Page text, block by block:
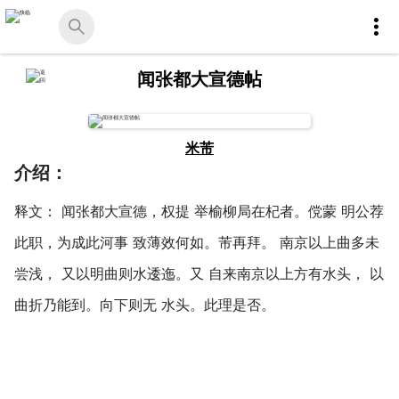
闻张都大宣德帖
米芾
介绍：
释文： 闻张都大宣德，权提 举榆柳局在杞者。傥蒙 明公荐
此职，为成此河事 致薄效何如。芾再拜。 南京以上曲多未
尝浅， 又以明曲则水逶迤。又 自来南京以上方有水头， 以
曲折乃能到。向下则无 水头。此理是否。